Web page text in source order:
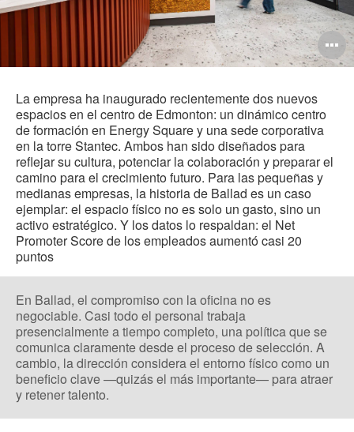
La empresa ha inaugurado recientemente dos nuevos
espacios en el centro de Edmonton: un dinámico centro
de formación en Energy Square y una sede corporativa
en la torre Stantec. Ambos han sido diseñados para
reflejar su cultura, potenciar la colaboración y preparar el
camino para el crecimiento futuro. Para las pequeñas y
medianas empresas, la historia de Ballad es un caso
ejemplar: el espacio físico no es solo un gasto, sino un
activo estratégico. Y los datos lo respaldan: el Net
Promoter Score de los empleados aumentó casi 20
puntos
En Ballad, el compromiso con la oficina no es
negociable. Casi todo el personal trabaja
presencialmente a tiempo completo, una política que se
comunica claramente desde el proceso de selección. A
cambio, la dirección considera el entorno físico como un
beneficio clave —quizás el más importante— para atraer
y retener talento.